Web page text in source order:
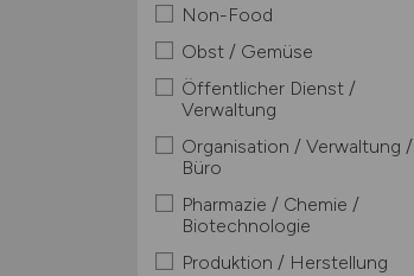
Non-Food
Obst / Gemüse
Öffentlicher Dienst /
Verwaltung
Organisation / Verwaltung /
Büro
Pharmazie / Chemie /
Biotechnologie
Produktion / Herstellung